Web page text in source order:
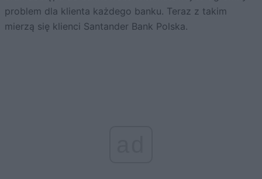
problem dla klienta każdego banku. Teraz z takim
mierzą się klienci Santander Bank Polska.